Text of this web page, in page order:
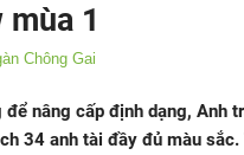
1
Chông Gai
nâng cấp định dạng,
34 anh tài đầy đủ màu